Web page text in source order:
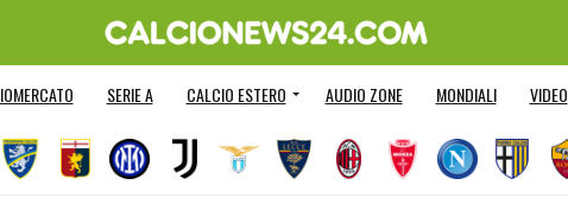
SERIE A CALCIO ESTERO AUDIO ZONE MONDIALI VIDEO